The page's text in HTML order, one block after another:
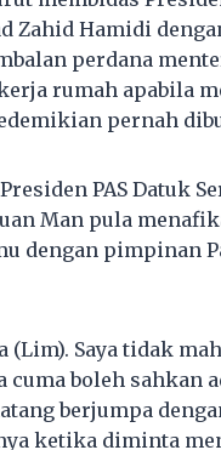
Zahid Hamidi
perdana
rumah apabila
pernah
PAS Datuk
Man pula
dengan pimpinan
(Lim). Saya tidak
cuma boleh sahkan
berjumpa
ketika diminta